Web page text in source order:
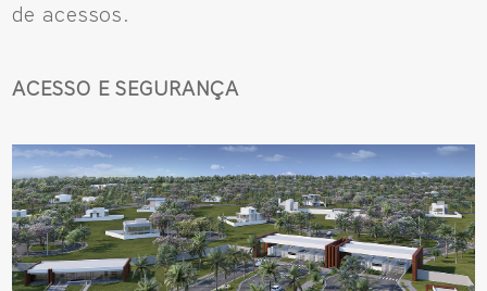
de acessos.
ACESSO E SEGURANÇA